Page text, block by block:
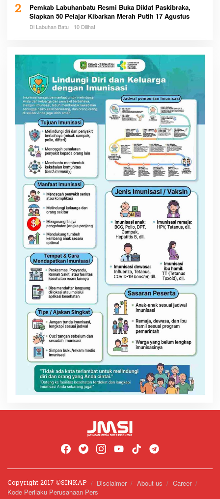
2
Pemkab Labuhanbatu Resmi Buka Diklat Paskibraka,
Siapkan 50 Pelajar Kibarkan Merah Putih 17 Agustus
Di Labuhan Batu 10 Dilihat
Copyright 2017 ©️SINKAP Disclaimer About us
Career
Kode Perilaku Perusahaan Pers